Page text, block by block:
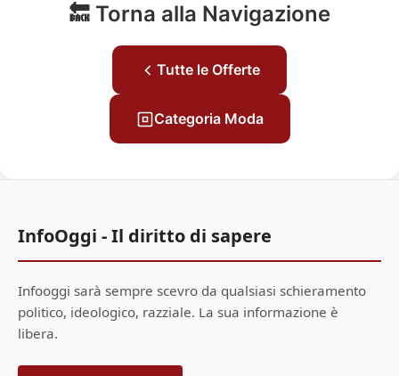
🔙 Torna alla Navigazione
Tutte le Offerte
Categoria Moda
InfoOggi - Il diritto di sapere
Infooggi sarà sempre scevro da qualsiasi schieramento
politico, ideologico, razziale. La sua informazione è
libera.